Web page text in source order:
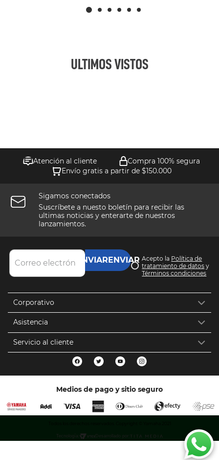
ULTIMOS VISTOS
Atención al cliente
Compra 100% segura
Envío gratis a partir de $150.000
Sigamos conectados
Suscríbete a nuesto boletín para recibir las
ultimas noticias y enterarte de nuestros
lanzamientos.
ENVIAR Acepto la Política de
tratamiento de datos y
Términos condiciones
Corporativo
Asistencia
Servicio al cliente
Medios de pago y sitio seguro
Desarrollado por: